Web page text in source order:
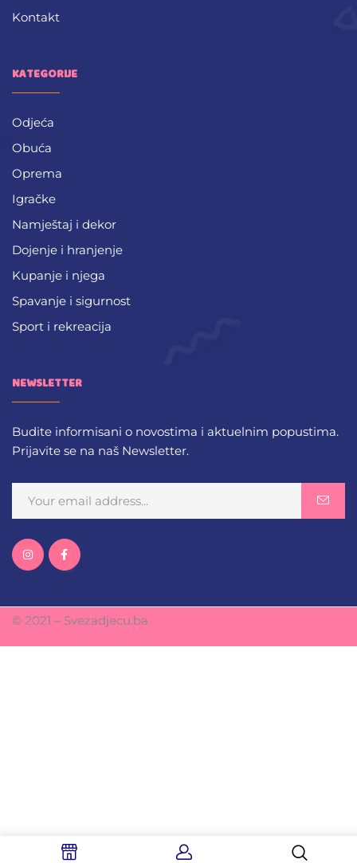
Kontakt
KATEGORIJE
Odjeća
Obuća
Oprema
Igračke
Namještaj i dekor
Dojenje i hranjenje
Kupanje i njega
Spavanje i sigurnost
Sport i rekreacija
NEWSLETTER
Budite informisani o novostima i aktuelnim popustima.
Prijavite se na naš Newsletter.
© 2021 – Svezadjecu.ba